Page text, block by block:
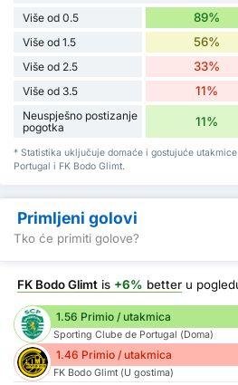
Više od 0.5
89%
Više od 1.5 56%
Više od 2.5 33%
Više od 3.5 11%
Neuspješno postizanje
pogotka
11%
* Statistika uključuje domaće i gostujuće
Portugal i FK Bodo Glimt.
Primljeni golovi
Tko će primiti golove?
FK Bodo Glimt is +6% better u
1.56 Primio / utakmica
Sporting Clube de Portugal (Doma)
1.46 Primio / utakmica
FK Bodo Glimt (U gostima)